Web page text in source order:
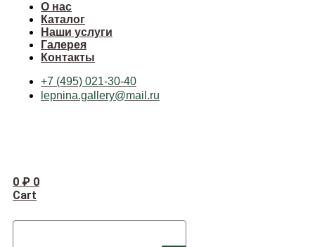
О нас
Каталог
Наши услуги
Галерея
Контакты
+7 (495) 021-30-40
lepnina.gallery@mail.ru
0 ₽ 0
Cart